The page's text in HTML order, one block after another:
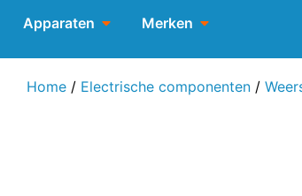
Apparaten Merken
Home / Electrische componenten /